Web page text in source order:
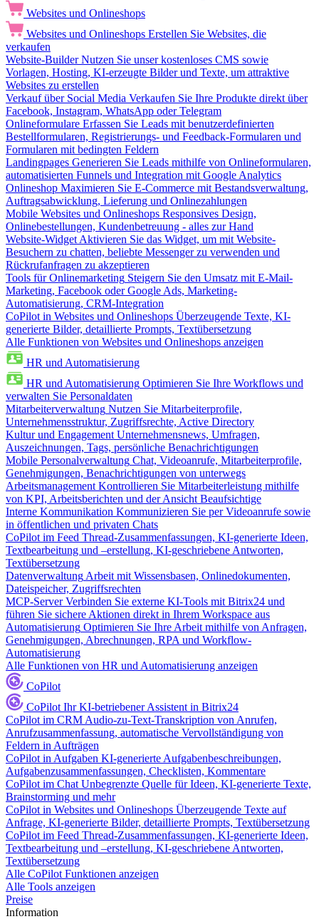
Websites und Onlineshops
Websites und Onlineshops Erstellen Sie Websites, die
verkaufen
Website-Builder Nutzen Sie unser kostenloses CMS sowie
Vorlagen, Hosting, KI-erzeugte Bilder und Texte, um attraktive
Websites zu erstellen
Verkauf über Social Media Verkaufen Sie Ihre Produkte direkt über
Facebook, Instagram, WhatsApp oder Telegram
Onlineformulare Erfassen Sie Leads mit benutzerdefinierten
Bestellformularen, Registrierungs- und Feedback-Formularen und
Formularen mit bedingten Feldern
Landingpages Generieren Sie Leads mithilfe von Onlineformularen,
automatisierten Funnels und Integration mit Google Analytics
Onlineshop Maximieren Sie E-Commerce mit Bestandsverwaltung,
Auftragsabwicklung, Lieferung und Onlinezahlungen
Mobile Websites und Onlineshops Responsives Design,
Onlinebestellungen, Kundenbetreuung - alles zur Hand
Website-Widget Aktivieren Sie das Widget, um mit Website-
Besuchern zu chatten, beliebte Messenger zu verwenden und
Rückrufanfragen zu akzeptieren
Tools für Onlinemarketing Steigern Sie den Umsatz mit E-Mail-
Marketing, Facebook oder Google Ads, Marketing-
Automatisierung, CRM-Integration
CoPilot in Websites und Onlineshops Überzeugende Texte, KI-
generierte Bilder, detaillierte Prompts, Textübersetzung
Alle Funktionen von Websites und Onlineshops anzeigen
HR und Automatisierung
HR und Automatisierung Optimieren Sie Ihre Workflows und
verwalten Sie Personaldaten
Mitarbeiterverwaltung Nutzen Sie Mitarbeiterprofile,
Unternehmensstruktur, Zugriffsrechte, Active Directory
Kultur und Engagement Unternehmensnews, Umfragen,
Auszeichnungen, Tags, persönliche Benachrichtigungen
Mobile Personalverwaltung Chat, Videoanrufe, Mitarbeiterprofile,
Genehmigungen, Benachrichtigungen von unterwegs
Arbeitsmanagement Kontrollieren Sie Mitarbeiterleistung mithilfe
von KPI, Arbeitsberichten und der Ansicht Beaufsichtige
Interne Kommunikation Kommunizieren Sie per Videoanrufe sowie
in öffentlichen und privaten Chats
CoPilot im Feed Thread-Zusammenfassungen, KI-generierte Ideen,
Textbearbeitung und –erstellung, KI-geschriebene Antworten,
Textübersetzung
Datenverwaltung Arbeit mit Wissensbasen, Onlinedokumenten,
Dateispeicher, Zugriffsrechten
MCP-Server Verbinden Sie externe KI-Tools mit Bitrix24 und
führen Sie sichere Aktionen direkt in Ihrem Workspace aus
Automatisierung Optimieren Sie Ihre Arbeit mithilfe von Anfragen,
Genehmigungen, Abrechnungen, RPA und Workflow-
Automatisierung
Alle Funktionen von HR und Automatisierung anzeigen
CoPilot
CoPilot Ihr KI-betriebener Assistent in Bitrix24
CoPilot im CRM Audio-zu-Text-Transkription von Anrufen,
Anrufzusammenfassung, automatische Vervollständigung von
Feldern in Aufträgen
CoPilot in Aufgaben KI-generierte Aufgabenbeschreibungen,
Aufgabenzusammenfassungen, Checklisten, Kommentare
CoPilot im Chat Unbegrenzte Quelle für Ideen, KI-generierte Texte,
Brainstorming und mehr
CoPilot in Websites und Onlineshops Überzeugende Texte auf
Anfrage, KI-generierte Bilder, detaillierte Prompts, Textübersetzung
CoPilot im Feed Thread-Zusammenfassungen, KI-generierte Ideen,
Textbearbeitung und –erstellung, KI-geschriebene Antworten,
Textübersetzung
Alle CoPilot Funktionen anzeigen
Alle Tools anzeigen
Preise
Information